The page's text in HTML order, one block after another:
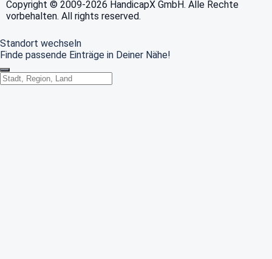
Copyright © 2009-2026 HandicapX GmbH. Alle Rechte
vorbehalten. All rights reserved.
Standort wechseln
Finde passende Einträge in Deiner Nähe!
Standort wechseln